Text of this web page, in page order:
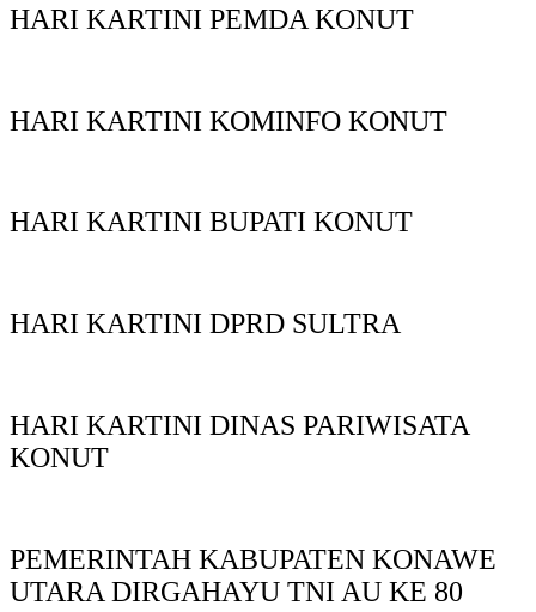
HARI KARTINI PEMDA KONUT
HARI KARTINI KOMINFO KONUT
HARI KARTINI BUPATI KONUT
HARI KARTINI DPRD SULTRA
HARI KARTINI DINAS PARIWISATA
KONUT
PEMERINTAH KABUPATEN KONAWE
UTARA DIRGAHAYU TNI AU KE 80